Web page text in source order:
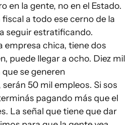
en la gente, no en el Estado.
a todo ese cerno de la
seguir estratificando.
empresa chica, tiene dos
puede llegar a ocho. Diez mil
se generen
50 mil empleos. Si sos
pagando más que el
La señal que tiene que dar